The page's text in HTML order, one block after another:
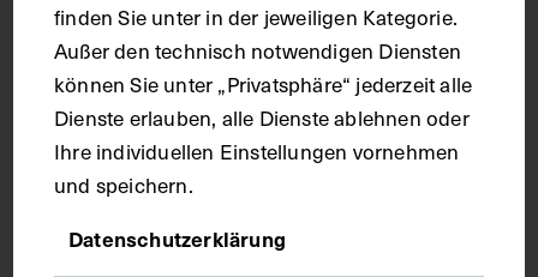
Porträt von Anton Bum, mit einem
Nachruf auf der Rückseite
1925
finden Sie unter in der jeweiligen Kategorie.
Außer den technisch notwendigen Diensten
können Sie unter „Privatsphäre“ jederzeit alle
Dienste erlauben, alle Dienste ablehnen oder
Ihre individuellen Einstellungen vornehmen
und speichern.
Datenschutzerklärung